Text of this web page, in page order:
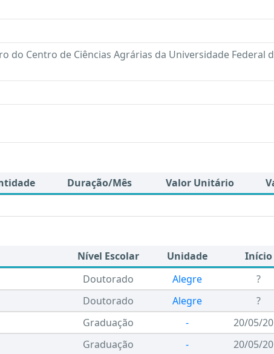
do Centro de Ciências Agrárias da Universidade Federal
Duração/Mês Valor Unitário
Nível Escolar Unidade Início
Doutorado Alegre ?
Doutorado Alegre ?
Graduação - 20/05/
Graduação - 20/05/